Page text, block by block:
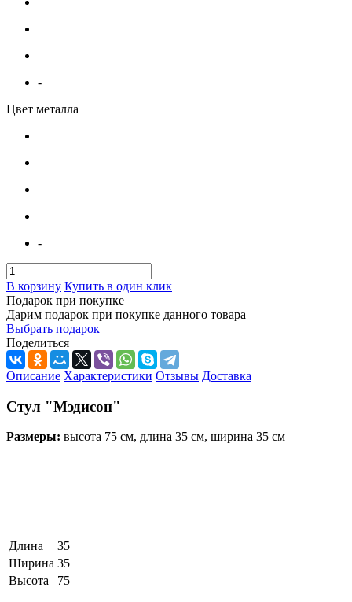
-
Цвет металла
-
В корзину Купить в один клик
Подарок при покупке
Дарим подарок при покупке данного товара
Выбрать подарок
Поделиться
Описание Характеристики Отзывы Доставка
Стул "Мэдисон"
Размеры: высота 75 см, длина 35 см, ширина 35 см
Длина
35
Ширина 35
Высота
75